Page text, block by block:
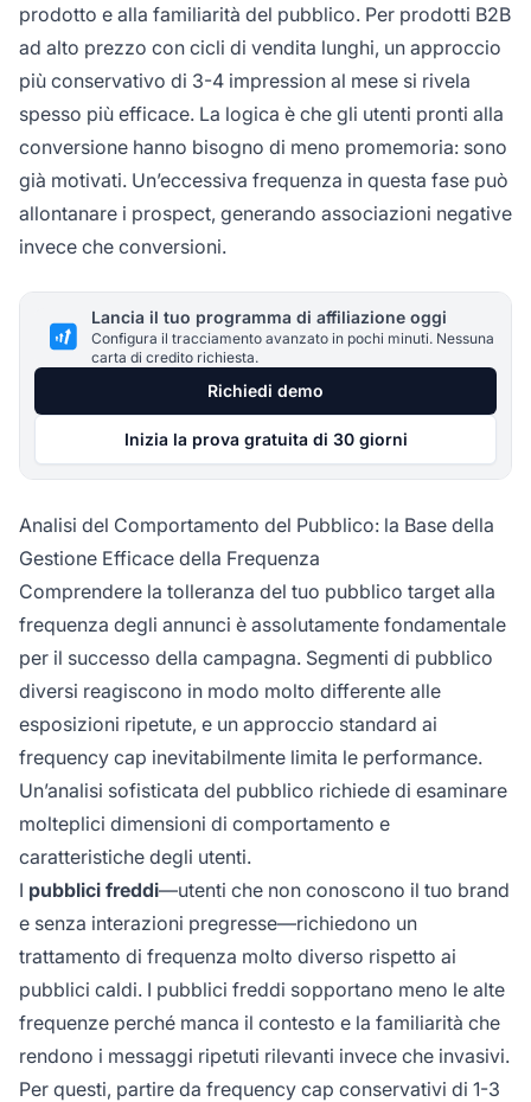
prodotto e alla familiarità del pubblico. Per prodotti B2B
ad alto prezzo con cicli di vendita lunghi, un approccio
più conservativo di 3-4 impression al mese si rivela
spesso più efficace. La logica è che gli utenti pronti alla
conversione hanno bisogno di meno promemoria: sono
già motivati. Un’eccessiva frequenza in questa fase può
allontanare i prospect, generando associazioni negative
invece che conversioni.
Lancia il tuo programma di affiliazione oggi
Configura il tracciamento avanzato in pochi minuti. Nessuna
carta di credito richiesta.
Richiedi demo
Inizia la prova gratuita di 30 giorni
Analisi del Comportamento del Pubblico: la Base della
Gestione Efficace della Frequenza
Comprendere la tolleranza del tuo pubblico target alla
frequenza degli annunci è assolutamente fondamentale
per il successo della campagna. Segmenti di pubblico
diversi reagiscono in modo molto differente alle
esposizioni ripetute, e un approccio standard ai
frequency cap inevitabilmente limita le performance.
Un’analisi sofisticata del pubblico richiede di esaminare
molteplici dimensioni di comportamento e
caratteristiche degli utenti.
I pubblici freddi—utenti che non conoscono il tuo brand
e senza interazioni pregresse—richiedono un
trattamento di frequenza molto diverso rispetto ai
pubblici caldi. I pubblici freddi sopportano meno le alte
frequenze perché manca il contesto e la familiarità che
rendono i messaggi ripetuti rilevanti invece che invasivi.
Per questi, partire da frequency cap conservativi di 1-3